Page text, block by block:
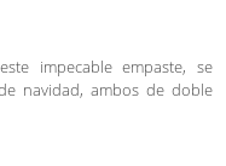
impecable empaste, se
navidad, ambos de doble